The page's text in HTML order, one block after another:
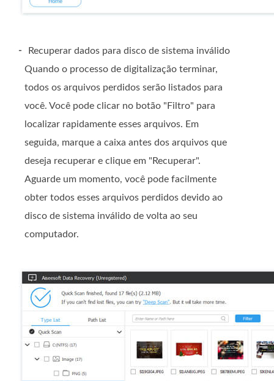
-
Recuperar dados para disco de sistema inválido
Quando o processo de digitalização terminar,
todos os arquivos perdidos serão listados para
você. Você pode clicar no botão "Filtro" para
localizar rapidamente esses arquivos. Em
seguida, marque a caixa antes dos arquivos que
deseja recuperar e clique em "Recuperar".
Aguarde um momento, você pode facilmente
obter todos esses arquivos perdidos devido ao
disco de sistema inválido de volta ao seu
computador.